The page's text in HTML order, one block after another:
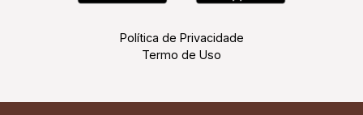
Política de Privacidade
Termo de Uso